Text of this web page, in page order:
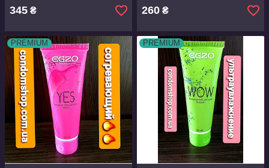
345 ₴ 260 ₴
PREMIUM PREMIUM